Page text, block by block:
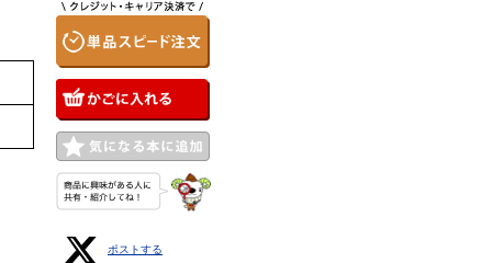
ポストする